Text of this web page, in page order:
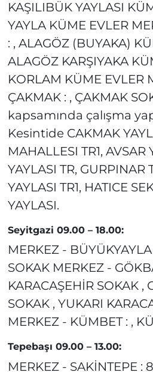
KAŞILIBÜK YAYLASI
YAYLA KÜME EVLER
: , ALAGÖZ (BUYAKA)
ALAGÖZ KARŞIYAKA
KORLAM KÜME EVLER
ÇAKMAK : , ÇAKMAK
kapsamında çalışma
Kesintide CAKMAK
MAHALLESI TR1, AVSAR
YAYLASI TR, GURPINAR
YAYLASI TR1, HATICE
YAYLASI.
Seyitgazi 09.00 – 18.00:
MERKEZ -
SOKAK MERKEZ -
KARACAŞEHİR SOKAK ,
SOKAK , YUKARI
MERKEZ - KÜMBET : ,
Tepebaşı 09.00 – 13.00:
MERKEZ - SAKİNTEPE :